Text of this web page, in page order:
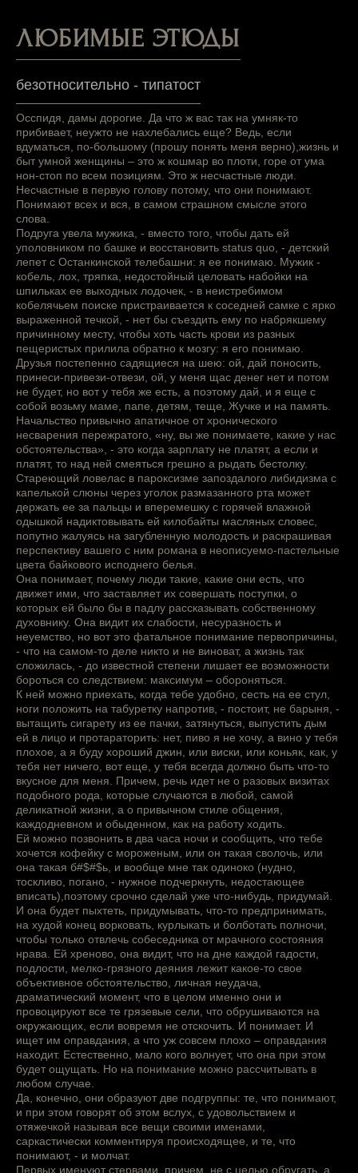
ЛЮБИМЫЕ ЭТЮДЫ
безотносительно - типатост
Осспидя, дамы дорогие. Да что ж вас так на умняк-то
прибивает, неужто не нахлебались еще? Ведь, если
вдуматься, по-большому (прошу понять меня верно),жизнь и
быт умной женщины – это ж кошмар во плоти, горе от ума
нон-стоп по всем позициям. Это ж несчастные люди.
Несчастные в первую голову потому, что они понимают.
Понимают всех и вся, в самом страшном смысле этого
слова.
Подруга увела мужика, - вместо того, чтобы дать ей
уполовником по башке и восстановить status quo, - детский
лепет с Останкинской телебашни: я ее понимаю. Мужик -
кобель, лох, тряпка, недостойный целовать набойки на
шпильках ее выходных лодочек, - в неистребимом
кобелячьем поиске пристраивается к соседней самке с ярко
выраженной течкой, - нет бы съездить ему по набрякшему
причинному месту, чтобы хоть часть крови из разных
пещеристых прилила обратно к мозгу: я его понимаю.
Друзья постепенно садящиеся на шею: ой, дай поносить,
принеси-привези-отвези, ой, у меня щас денег нет и потом
не будет, но вот у тебя же есть, а поэтому дай, и я еще с
собой возьму маме, папе, детям, теще, Жучке и на память.
Начальство привычно апатичное от хронического
несварения пережратого, «ну, вы же понимаете, какие у нас
обстоятельства», - это когда зарплату не платят, а если и
платят, то над ней смеяться грешно а рыдать бестолку.
Стареющий ловелас в пароксизме запоздалого либидизма с
капелькой слюны через уголок размазанного рта может
держать ее за пальцы и вперемешку с горячей влажной
одышкой надиктовывать ей килобайты масляных словес,
попутно жалуясь на загубленную молодость и раскрашивая
перспективу вашего с ним романа в неописуемо-пастельные
цвета байкового исподнего белья.
Она понимает, почему люди такие, какие они есть, что
движет ими, что заставляет их совершать поступки, о
которых ей было бы в падлу рассказывать собственному
духовнику. Она видит их слабости, несуразность и
неуемство, но вот это фатальное понимание первопричины,
- что на самом-то деле никто и не виноват, а жизнь так
сложилась, - до известной степени лишает ее возможности
бороться со следствием: максимум – обороняться.
К ней можно приехать, когда тебе удобно, сесть на ее стул,
ноги положить на табуретку напротив, - постоит, не барыня, -
вытащить сигарету из ее пачки, затянуться, выпустить дым
ей в лицо и протараторить: нет, пиво я не хочу, а вино у тебя
плохое, а я буду хороший джин, или виски, или коньяк, как, у
тебя нет ничего, вот еще, у тебя всегда должно быть что-то
вкусное для меня. Причем, речь идет не о разовых визитах
подобного рода, которые случаются в любой, самой
деликатной жизни, а о привычном стиле общения,
каждодневном и обыденном, как на работу ходить.
Ей можно позвонить в два часа ночи и сообщить, что тебе
хочется кофейку с мороженым, или он такая сволочь, или
она такая б#$#$ь, и вообще мне так одиноко (нудно,
тоскливо, погано, - нужное подчеркнуть, недостающее
вписать),поэтому срочно сделай уже что-нибудь, придумай.
И она будет пыхтеть, придумывать, что-то предпринимать,
на худой конец ворковать, курлыкать и болботать полночи,
чтобы только отвлечь собеседника от мрачного состояния
нрава. Ей хреново, она видит, что на дне каждой гадости,
подлости, мелко-грязного деяния лежит какое-то свое
объективное обстоятельство, личная неудача,
драматический момент, что в целом именно они и
провоцируют все те грязевые сели, что обрушиваются на
окружающих, если вовремя не отскочить. И понимает. И
ищет им оправдания, а что уж совсем плохо – оправдания
находит. Естественно, мало кого волнует, что она при этом
будет ощущать. Но на понимание можно рассчитывать в
любом случае.
Да, конечно, они образуют две подгруппы: те, что понимают,
и при этом говорят об этом вслух, с удовольствием и
отяжечкой называя все вещи своими именами,
саркастически комментируя происходящее, и те, что
понимают, - и молчат.
Первых именуют стервами, причем, не с целью обругать, а